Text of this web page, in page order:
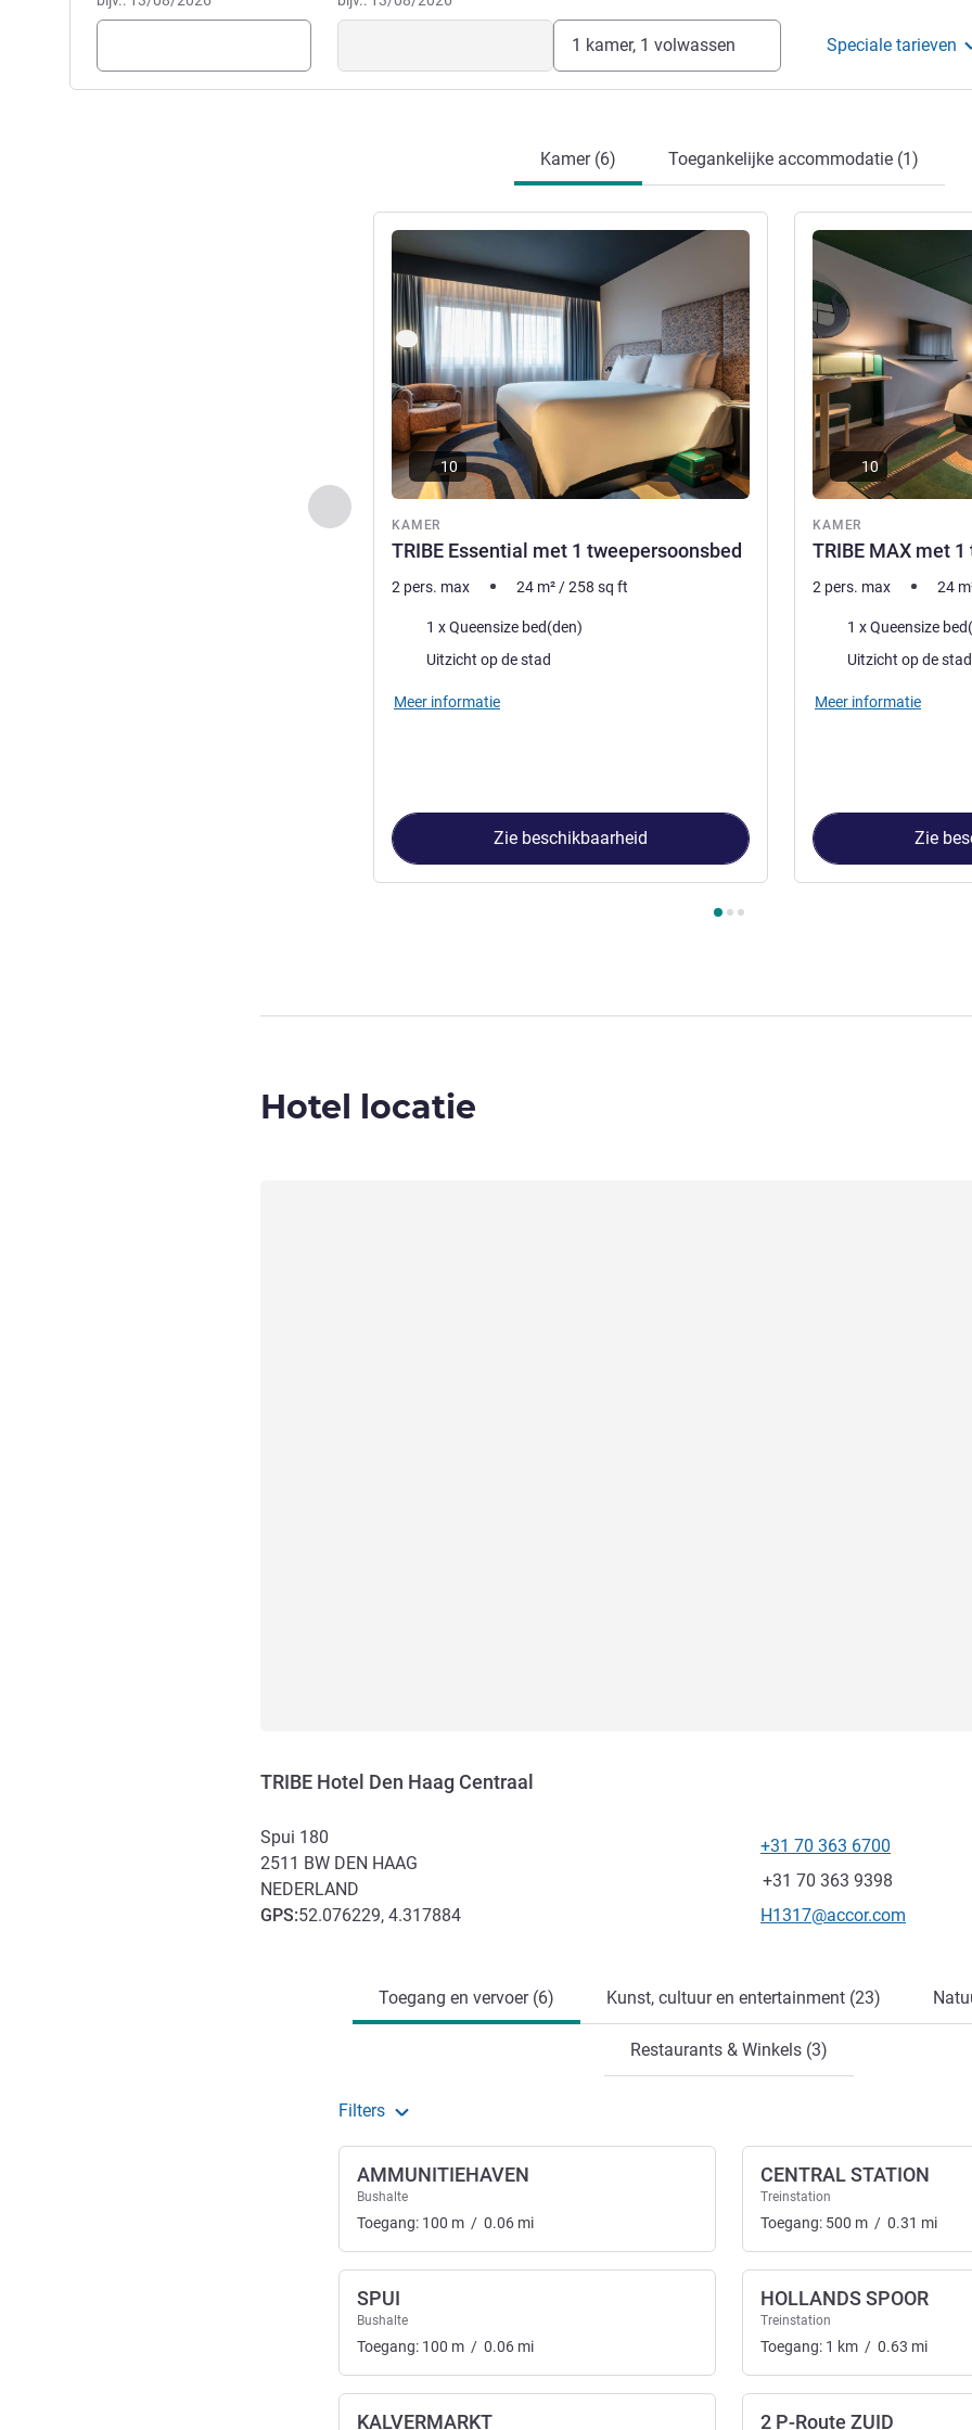
1 kamer, 1 volwassen Speciale tarieven
Kamer (6) Toegankelijke accommodatie (1)
Vorige - Kamer
KAMER
TRIBE Essential met 1 tweepersoonsbed
Meer informatie
10
2 pers. max 24 m² /258 sq ft
Beddengoed
1 x Queensize bed(den)
Uitzicht:Uitzicht op de stad
Meer informatie
Zie beschikbaarheid
KAMER
TRIBE MAX met 1
Meer informatie
10
2 pers. max 24
Beddengoed
1 x Queensize
Uitzicht:Uitzicht op de stad
Meer informatie
Zie
Hotel locatie
TRIBE Hotel Den Haag Centraal
Spui 180
2511 BW DEN HAAG
NEDERLAND
GPS:52.076229, 4.317884
Telefoon
+31 70 363 6700
Fax
+31 70 363 9398
E-mailadres voor contact
H1317@accor.com
Toegang en vervoer (6) Kunst, cultuur en entertainment (23)
Restaurants & Winkels (3)
Filters
AMMUNITIEHAVEN
Bushalte
Toegang: 100 m / 0.06 mi
SPUI
Bushalte
Toegang: 100 m / 0.06 mi
KALVERMARKT
CENTRAL STATION
Treinstation
Toegang: 500 m / 0.31 mi
HOLLANDS SPOOR
Treinstation
Toegang: 1 km / 0.63 mi
2 P-Route ZUID